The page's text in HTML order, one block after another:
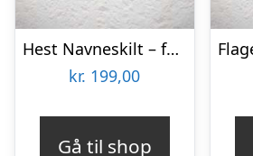
Hest Navneskilt – farve
kr. 199,00
Gå til shop